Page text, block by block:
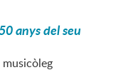
anys del seu